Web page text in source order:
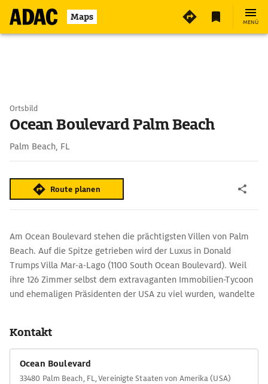
Maps MENÜ
Ortsbild
Ocean Boulevard Palm Beach
Palm Beach, FL
Route planen
Am Ocean Boulevard stehen die prächtigsten Villen von Palm
Beach. Auf die Spitze getrieben wird der Luxus in Donald
Trumps Villa Mar-a-Lago (1100 South Ocean Boulevard). Weil
ihre 126 Zimmer selbst dem ex­travaganten Immobilien-Tycoon
und ehemaligen Präsidenten der USA zu viel wurden, wandelte
Kontakt
Ocean Boulevard
33480 Palm Beach, FL, Vereinigte Staaten von Amerika (USA)